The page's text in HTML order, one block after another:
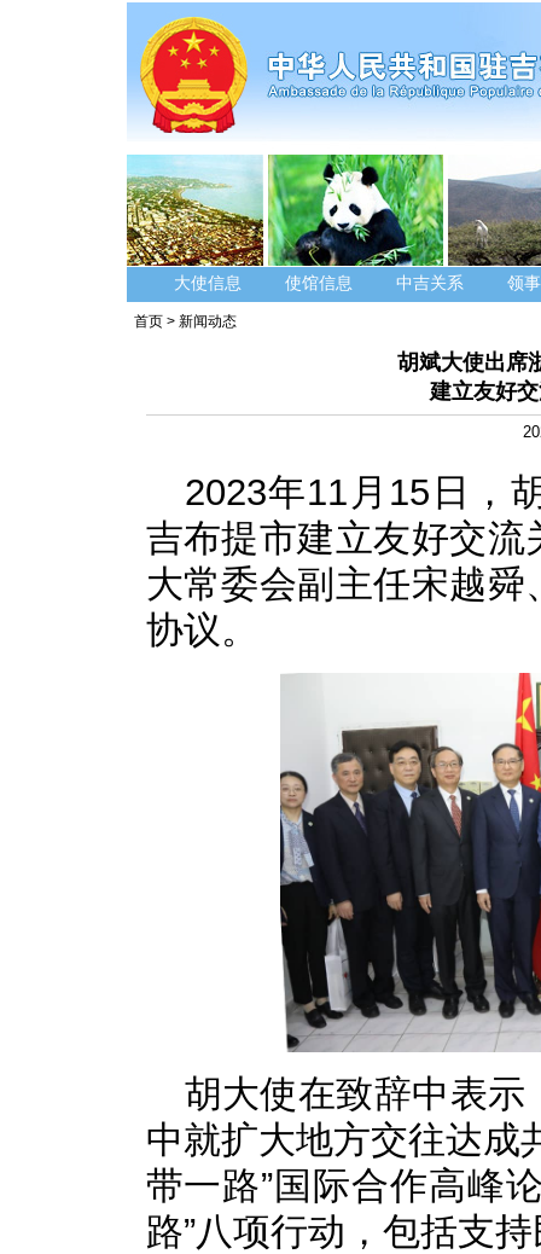
大使信息 使馆信息 中吉关系 领
首页 > 新闻动态
胡斌大使出席
建立友好
2023年11月15日，
吉布提市建立友好交
大常委会副主任宋越
协议。
胡大使在致辞中表
中就扩大地方交往达成
带一路”国际合作高峰
路”八项行动，包括支